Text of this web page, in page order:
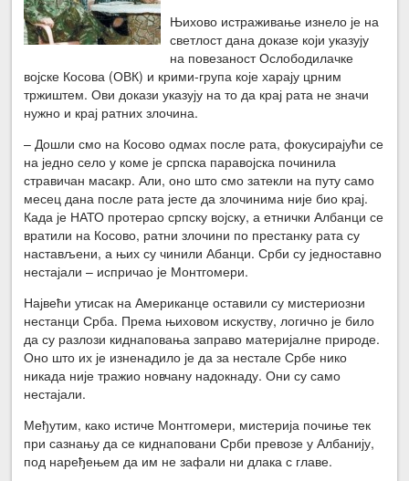
Њихово истраживање изнело је на
светлост дана доказе који указују
на повезаност Ослободилачке
војске Косова (ОВК) и крими-група које харају црним
тржиштем. Ови докази указују на то да крај рата не значи
нужно и крај ратних злочина.
– Дошли смо на Косово одмах после рата, фокусирајући се
на једно село у коме је српска паравојска починила
стравичан масакр. Али, оно што смо затекли на путу само
месец дана после рата јесте да злочинима није био крај.
Када је НАТО протерао српску војску, а етнички Албанци се
вратили на Косово, ратни злочини по престанку рата су
настављени, а њих су чинили Абанци. Срби су једноставно
нестајали – испричао је Монтгомери.
Највећи утисак на Американце оставили су мистериозни
нестанци Срба. Према њиховом искуству, логично је било
да су разлози киднаповања заправо материјалне природе.
Оно што их је изненадило је да за нестале Србе нико
никада није тражио новчану надокнаду. Они су само
нестајали.
Међутим, како истиче Монтгомери, мистерија почиње тек
при сазнању да се киднаповани Срби превозе у Албанију,
под наређењем да им не зафали ни длака с главе.